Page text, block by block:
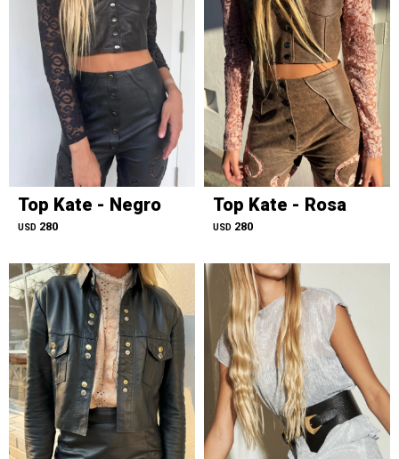
Top Kate - Negro
USD 280
Top Kate - Rosa
USD 280